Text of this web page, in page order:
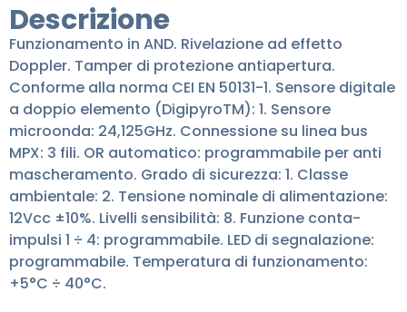
Descrizione
Funzionamento in AND. Rivelazione ad effetto
Doppler. Tamper di protezione antiapertura.
Conforme alla norma CEI EN 50131-1. Sensore digitale
a doppio elemento (DigipyroTM): 1. Sensore
microonda: 24,125GHz. Connessione su linea bus
MPX: 3 fili. OR automatico: programmabile per anti
mascheramento. Grado di sicurezza: 1. Classe
ambientale: 2. Tensione nominale di alimentazione:
12Vcc ±10%. Livelli sensibilità: 8. Funzione conta-
impulsi 1 ÷ 4: programmabile. LED di segnalazione:
programmabile. Temperatura di funzionamento:
+5°C ÷ 40°C.